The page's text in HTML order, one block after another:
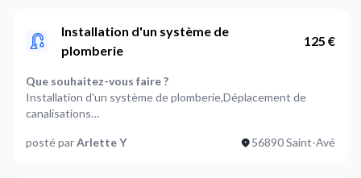
Installation d'un système de
plomberie
125 €
Que souhaitez-vous faire ?
Installation d'un système de plomberie,Déplacement de
canalisations
Quel élement nécessite des travaux (facultatif) ?
posté parArlette Y 56890 Saint-Avé